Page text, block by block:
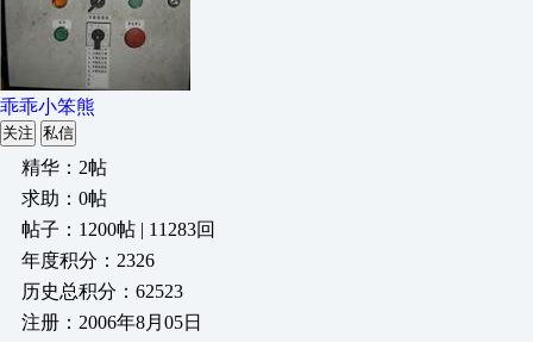
乖乖小笨熊
关注 私信
精华：2帖
求助：0帖
帖子：1200帖 | 11283回
年度积分：2326
历史总积分：62523
注册：2006年8月05日